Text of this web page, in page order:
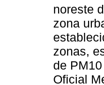
noreste
zona
zonas,
de
Oficial